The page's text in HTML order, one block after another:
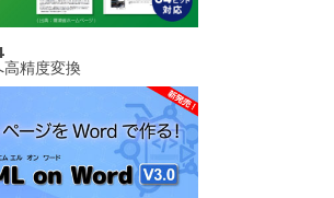
精度変換